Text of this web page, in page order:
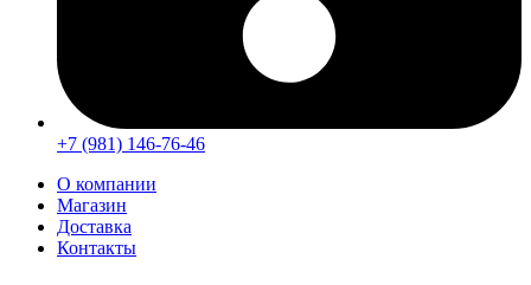
+7 (981) 146-76-46
О компании
Магазин
Доставка
Контакты